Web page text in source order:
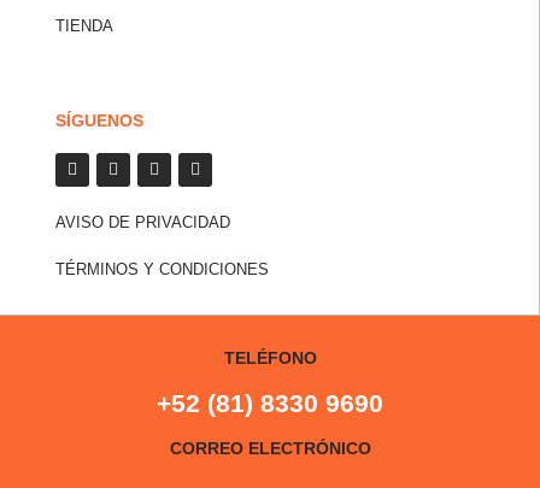
TIENDA
SÍGUENOS
AVISO DE PRIVACIDAD
TÉRMINOS Y CONDICIONES
TELÉFONO
+52 (81) 8330 9690
CORREO ELECTRÓNICO